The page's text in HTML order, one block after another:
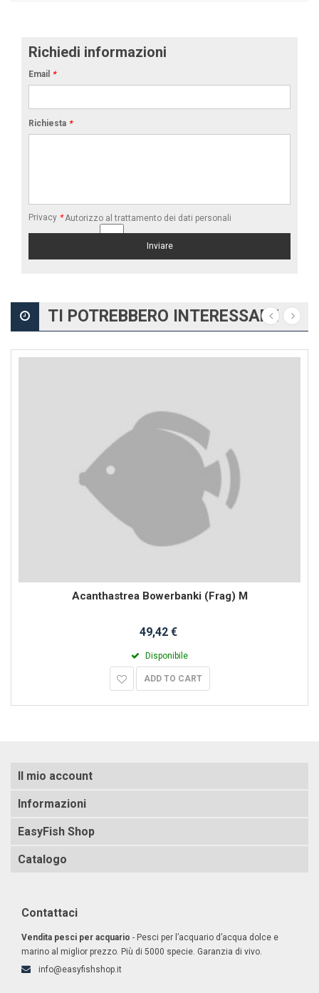
Richiedi informazioni
Email *
Richiesta *
Privacy * Autorizzo al trattamento dei dati personali
TI POTREBBERO INTERESSARE
Acanthastrea Bowerbanki (Frag) M
49,42 €
Disponibile
ADD TO CART
Il mio account
Informazioni
EasyFish Shop
Catalogo
Contattaci
Vendita pesci per acquario - Pesci per l’acquario d’acqua dolce e
marino al miglior prezzo. Più di 5000 specie. Garanzia di vivo.
info@easyfishshop.it